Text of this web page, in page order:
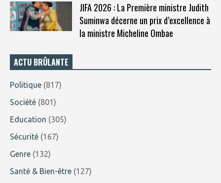
JIFA 2026 : La Première ministre Judith
Suminwa décerne un prix d’excellence à
la ministre Micheline Ombae
ACTU BRÛLANTE
Politique (817)
Société (801)
Education (305)
Sécurité (167)
Genre (132)
Santé & Bien-être (127)